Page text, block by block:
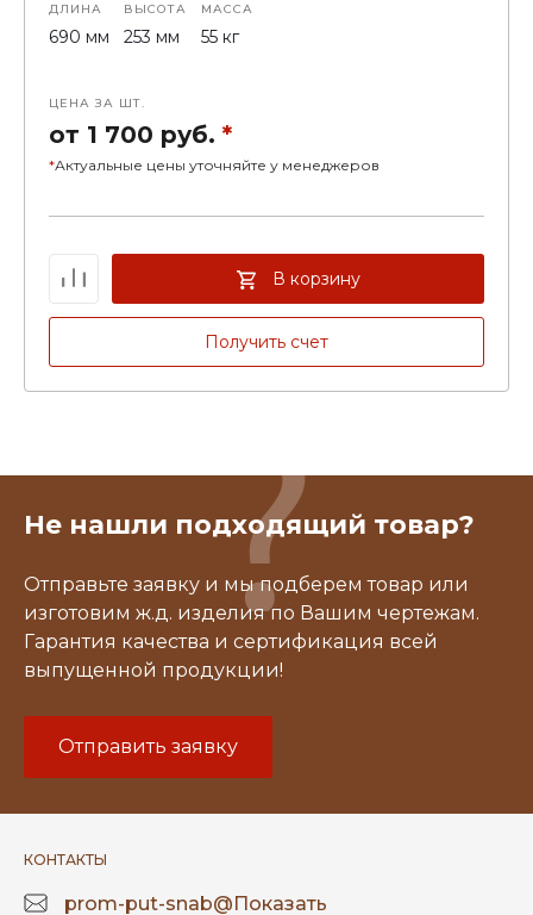
ДЛИНА
690 мм
ВЫСОТА
253 мм
МАССА
55 кг
ЦЕНА ЗА ШТ.
от 1 700 руб. *
*Актуальные цены уточняйте у менеджеров
Получить счет
В корзину
Не нашли подходящий товар?
Отправьте заявку и мы подберем товар или
изготовим ж.д. изделия по Вашим чертежам.
Гарантия качества и сертификация всей
выпущенной продукции!
Отправить заявку
КОНТАКТЫ
prom-put-snab@ Показать